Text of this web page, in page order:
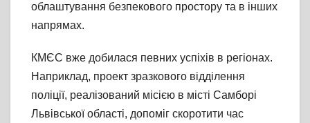
облаштування безпекового простору та в інших
напрямах.
КМЄС вже добилася певних успіхів в регіонах.
Наприклад, проект зразкового відділення
поліції, реалізований місією в місті Самборі
Львівської області, допоміг скоротити час